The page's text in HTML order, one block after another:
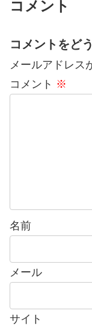
コメント
コメントをど
メールアドレス
コメント ※
名前
メール
サイト